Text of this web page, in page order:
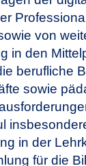
von
in den
berufliche
sowie
in der
für die